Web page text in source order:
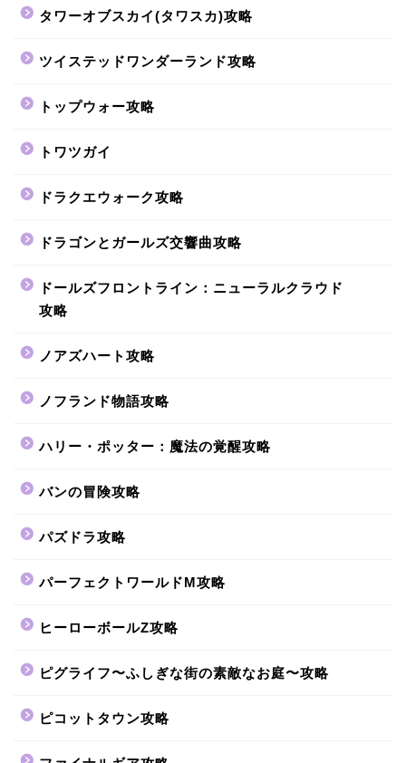
タワーオブスカイ(タワスカ)攻略
ツイステッドワンダーランド攻略
トップウォー攻略
トワツガイ
ドラクエウォーク攻略
ドラゴンとガールズ交響曲攻略
ドールズフロントライン：ニューラルクラウド
攻略
ノアズハート攻略
ノフランド物語攻略
ハリー・ポッター：魔法の覚醒攻略
バンの冒険攻略
パズドラ攻略
パーフェクトワールドM攻略
ヒーローボールZ攻略
ピグライフ〜ふしぎな街の素敵なお庭〜攻略
ピコットタウン攻略